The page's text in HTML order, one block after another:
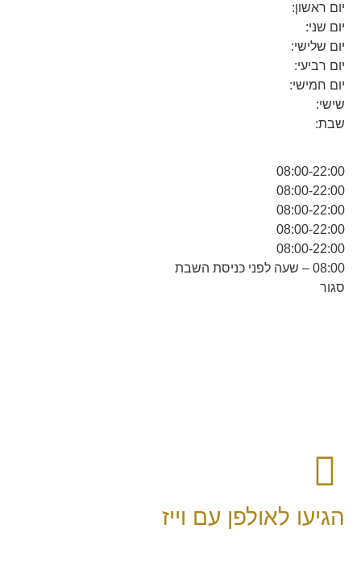
יום ראשון:
יום שני:
יום שלישי:
יום רביעי:
יום חמישי:
שישי:
שבת:
08:00-22:00
08:00-22:00
08:00-22:00
08:00-22:00
08:00-22:00
08:00 – שעה לפני כניסת השבת
סגור
הגיעו לאולפן עם וייז